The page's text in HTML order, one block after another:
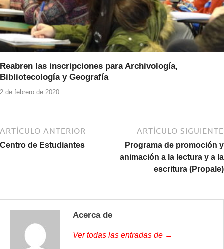
Reabren las inscripciones para Archivología,
Bibliotecología y Geografía
2 de febrero de 2020
ARTÍCULO ANTERIOR
Centro de Estudiantes
ARTÍCULO SIGUIENTE
Programa de promoción y
animación a la lectura y a la
escritura (Propale)
Acerca de
Ver todas las entradas de →